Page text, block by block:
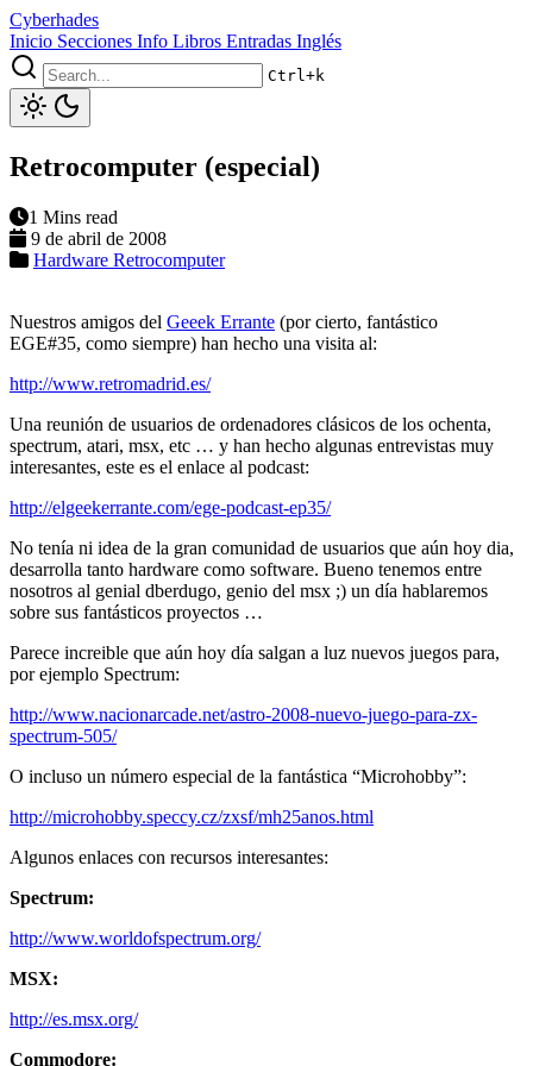
Cyberhades
Inicio Secciones Info Libros Entradas Inglés
Ctrl+k
Retrocomputer (especial)
1 Mins read
9 de abril de 2008
Hardware Retrocomputer
Nuestros amigos del Geeek Errante (por cierto, fantástico
EGE#35, como siempre) han hecho una visita al:
http://www.retromadrid.es/
Una reunión de usuarios de ordenadores clásicos de los ochenta,
spectrum, atari, msx, etc … y han hecho algunas entrevistas muy
interesantes, este es el enlace al podcast:
http://elgeekerrante.com/ege-podcast-ep35/
No tenía ni idea de la gran comunidad de usuarios que aún hoy dia,
desarrolla tanto hardware como software. Bueno tenemos entre
nosotros al genial dberdugo, genio del msx ;) un día hablaremos
sobre sus fantásticos proyectos …
Parece increible que aún hoy día salgan a luz nuevos juegos para,
por ejemplo Spectrum:
http://www.nacionarcade.net/astro-2008-nuevo-juego-para-zx-
spectrum-505/
O incluso un número especial de la fantástica “Microhobby”:
http://microhobby.speccy.cz/zxsf/mh25anos.html
Algunos enlaces con recursos interesantes:
Spectrum:
http://www.worldofspectrum.org/
MSX:
http://es.msx.org/
Commodore: